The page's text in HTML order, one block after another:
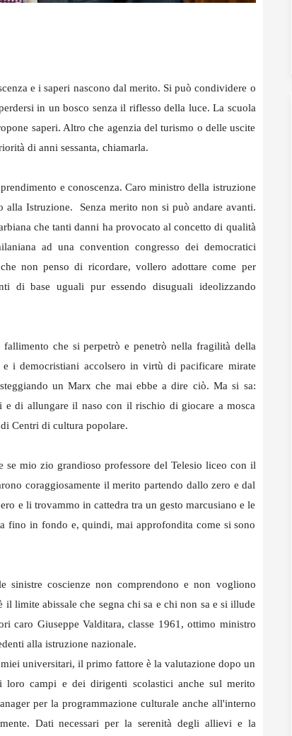
e i saperi nascono dal merito. Si può condividere o
in un bosco senza il riflesso della luce. La scuola
saperi. Altro che agenzia del turismo o delle uscite
di anni sessanta, chiamarla.
e conoscenza. Caro ministro della istruzione
Istruzione. Senza merito non si può andare avanti.
che tanti danni ha provocato al concetto di qualità
ad una convention congresso dei democratici
non penso di ricordare, vollero adottare come per
di base uguali pur essendo disuguali ideolizzando
che si perpetrò e penetrò nella fragilità della
i democristiani accolsero in virtù di pacificare mirate
un Marx che mai ebbe a dire ciò. Ma si sa:
di allungare il naso con il rischio di giocare a mosca
Centri di cultura popolare.
mio zio grandioso professore del Telesio liceo con il
coraggiosamente il merito partendo dallo zero e dal
e li trovammo in cattedra tra un gesto marcusiano e le
fino in fondo e, quindi, mai approfondita come si sono
sinistre coscienze non comprendono e non vogliono
limite abissale che segna chi sa e chi non sa e si illude
caro Giuseppe Valditara, classe 1961, ottimo ministro
alla istruzione nazionale.
universitari, il primo fattore è la valutazione dopo un
campi e dei dirigenti scolastici anche sul merito
per la programmazione culturale anche all'interno
Dati necessari per la serenità degli allievi e la